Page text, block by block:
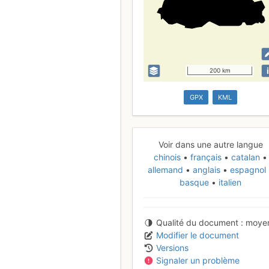
200 km i
GPX KML
Voir dans une autre langue
chinois
français
catalan
allemand
anglais
espagnol
basque
italien
Qualité du document
Modifier le document
Versions
Signaler un problème